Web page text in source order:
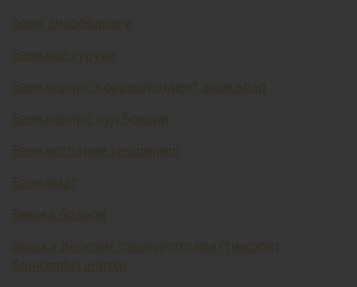
Банк ҳисобварағи
Банклар гуруҳи
Банклараро корреспондент алоқалар
Банклараро пул бозори
Банкнотларни текшириш
Банкомат
Биржа бозори
Бошқа депозит ташкилотлари (тижорат
банклари) шарҳи